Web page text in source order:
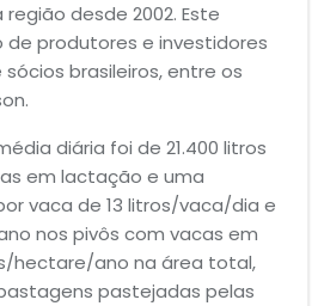
desde 2002. Este
produtores e investidores
brasileiros, entre os
diária foi de 21.400 litros
em lactação e uma
vaca de 13 litros/vaca/dia e
nos pivôs com vacas em
hectare/ano na área total,
pastejadas pelas